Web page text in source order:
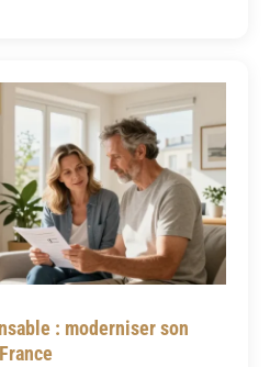
: moderniser son